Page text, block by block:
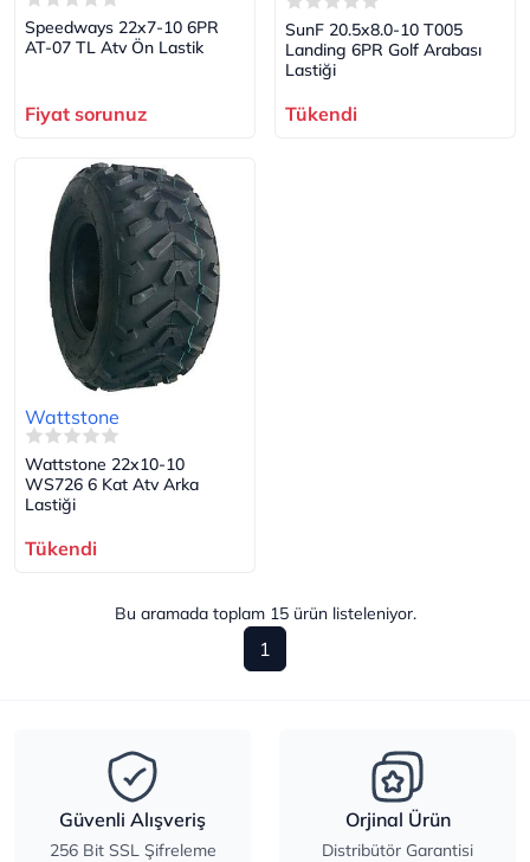
Speedways 22x7-10 6PR
AT-07 TL Atv Ön Lastik
Fiyat sorunuz
SunF 20.5x8.0-10 T005
Landing 6PR Golf Arabası
Lastiği
Tükendi
Wattstone
Wattstone 22x10-10
WS726 6 Kat Atv Arka
Lastiği
Tükendi
Bu aramada toplam 15ürün listeleniyor.
1
Güvenli Alışveriş
256 Bit SSL Şifreleme
Orjinal Ürün
Distribütör Garantisi